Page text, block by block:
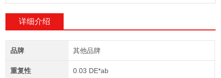
详细介绍
品牌 其他品牌
重复性 0.03 DE*ab